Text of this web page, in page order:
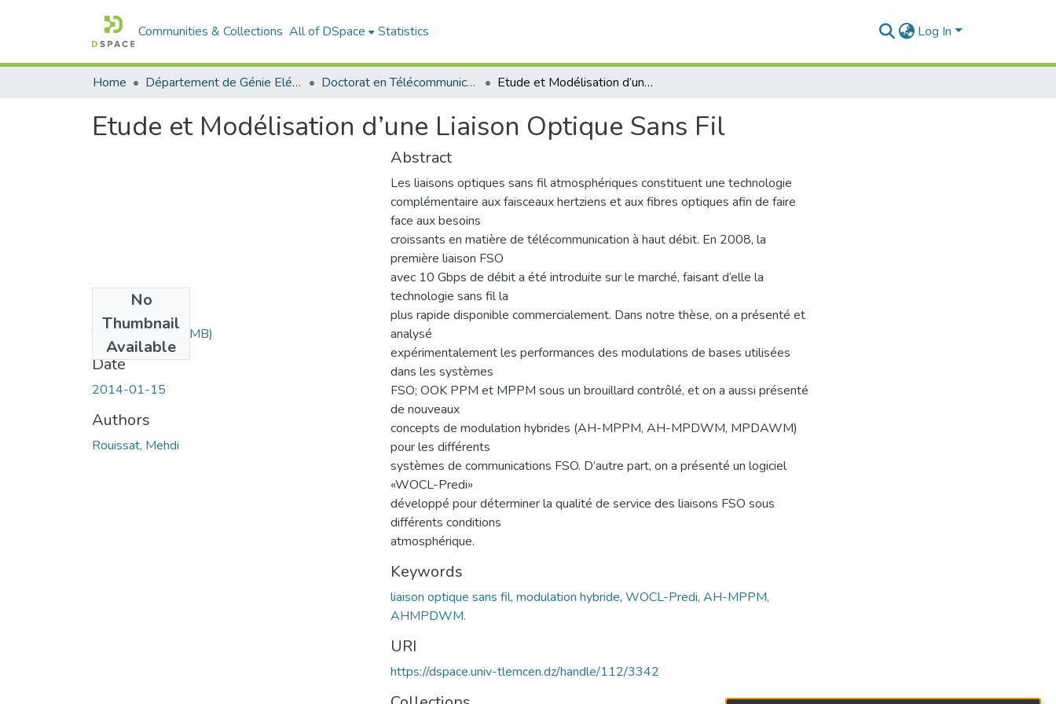
Communities & Collections All of DSpace Statistics Log In
Home Département de Génie Eléctrique et Electronique Doctorat en Télécommunication Etude et Modélisation d’une Liaison Optique Sans Fil
Etude et Modélisation d’une Liaison Optique Sans Fil
No
Thumbnail
Available
Thèse.PDF(3.43 MB)
Date
2014-01-15
Authors
Rouissat, Mehdi
Abstract
Les liaisons optiques sans fil atmosphériques constituent une technologie
complémentaire aux faisceaux hertziens et aux fibres optiques afin de faire
face aux besoins
croissants en matière de télécommunication à haut débit. En 2008, la
première liaison FSO
avec 10 Gbps de débit a été introduite sur le marché, faisant d’elle la
technologie sans fil la
plus rapide disponible commercialement. Dans notre thèse, on a présenté et
analysé
expérimentalement les performances des modulations de bases utilisées
dans les systèmes
FSO; OOK PPM et MPPM sous un brouillard contrôlé, et on a aussi présenté
de nouveaux
concepts de modulation hybrides (AH-MPPM, AH-MPDWM, MPDAWM)
pour les différents
systèmes de communications FSO. D’autre part, on a présenté un logiciel
«WOCL-Predi»
développé pour déterminer la qualité de service des liaisons FSO sous
différents conditions
atmosphérique.
Keywords
liaison optique sans fil, modulation hybride, WOCL-Predi, AH-MPPM,
AHMPDWM.
URI
https://dspace.univ-tlemcen.dz/handle/112/3342